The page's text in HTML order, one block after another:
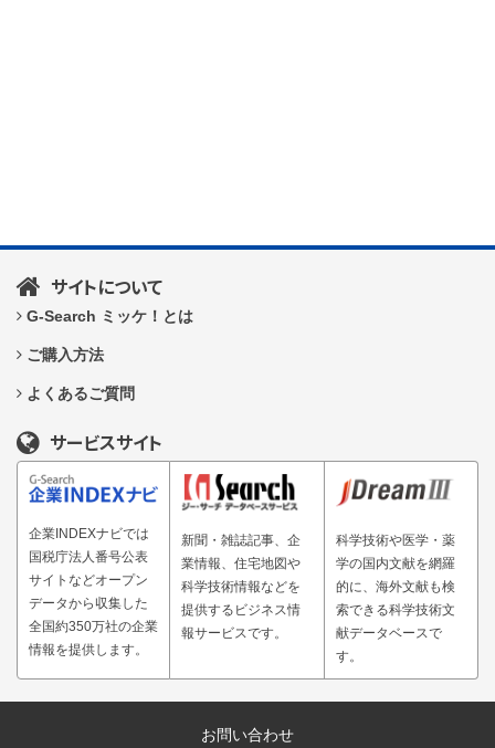
サイトについて
G-Search ミッケ！とは
ご購入方法
よくあるご質問
サービスサイト
企業INDEXナビでは
国税庁法人番号公表
サイトなどオープン
データから収集した
全国約350万社の企業
情報を提供します。
新聞・雑誌記事、企
業情報、住宅地図や
科学技術情報などを
提供するビジネス情
報サービスです。
科学技術や医学・薬
学の国内文献を網羅
的に、海外文献も検
索できる科学技術文
献データベースで
す。
お問い合わせ